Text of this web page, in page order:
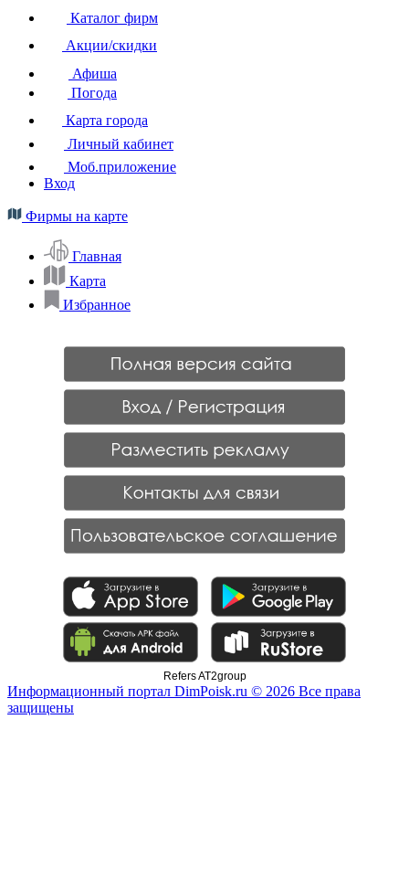
Каталог фирм
Акции/скидки
Афиша
Погода
Карта города
Личный кабинет
Моб.приложение
Вход
Фирмы на карте
Главная
Карта
Избранное
Refers AT2group
Информационный портал DimPoisk.ru © 2026 Все права
защищены